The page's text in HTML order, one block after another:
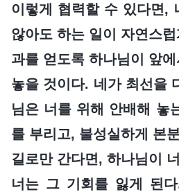
이렇게 협력할 수 있다면,
않아도 하는 일이 자연스
과를 얻도록 하나님이 앞
놓을 것이다. 네가 최선을
님은 너를 위해 안배해 놓
를 부리고, 불성실하게 본
길로만 간다면, 하나님이
너는 그 기회를 잃게 된